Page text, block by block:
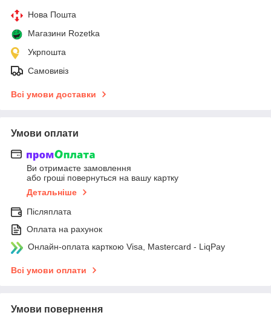
Нова Пошта
Магазини Rozetka
Укрпошта
Самовивіз
Всі умови доставки
Умови оплати
Ви отримаєте замовлення
або гроші повернуться на вашу картку
Детальніше
Післяплата
Оплата на рахунок
Онлайн-оплата карткою Visa, Mastercard - LiqPay
Всі умови оплати
Умови повернення